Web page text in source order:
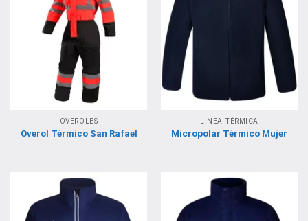
OVEROLES
Overol Térmico San Rafael
LÍNEA TÉRMICA
Micropolar Térmico Mujer